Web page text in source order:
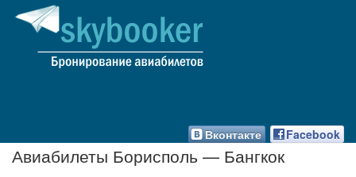
Facebook
Вконтакте
Авиабилеты Борисполь — Бангкок